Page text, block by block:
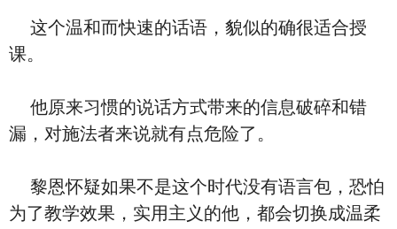
这个温和而快速的话语，貌似的确很适合授
课。
他原来习惯的说话方式带来的信息破碎和错
漏，对施法者来说就有点危险了。
黎恩怀疑如果不是这个时代没有语言包，恐怕
为了教学效果，实用主义的他，都会切换成温柔